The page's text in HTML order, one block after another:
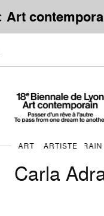
Art
ART CONTEMPORAIN
ARTISTE
Carla